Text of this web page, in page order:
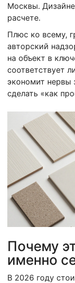
Москвы.
расчете.
Плюс ко всему,
авторский
на объект в
соответствует
экономит нервы
сделать «как
Почему
именно
В 2026 году